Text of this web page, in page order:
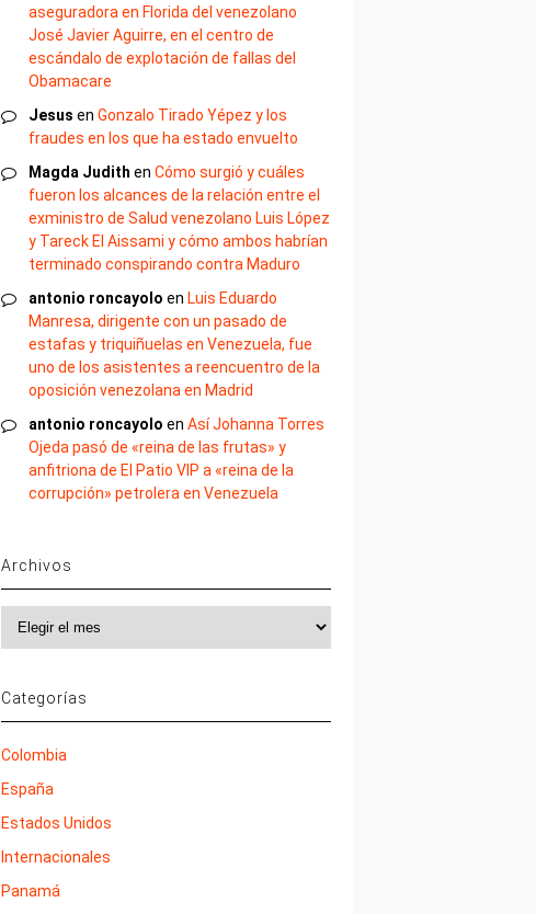
aseguradora en Florida del venezolano
José Javier Aguirre, en el centro de
escándalo de explotación de fallas del
Obamacare
Jesus enGonzalo Tirado Yépez y los
fraudes en los que ha estado envuelto
Magda Judith enCómo surgió y cuáles
fueron los alcances de la relación entre el
exministro de Salud venezolano Luis López
y Tareck El Aissami y cómo ambos habrían
terminado conspirando contra Maduro
antonio roncayolo en Luis Eduardo
Manresa, dirigente con un pasado de
estafas y triquiñuelas en Venezuela, fue
uno de los asistentes a reencuentro de la
oposición venezolana en Madrid
antonio roncayolo enAsí Johanna Torres
Ojeda pasó de «reina de las frutas» y
anfitriona de El Patio VIP a «reina de la
corrupción» petrolera en Venezuela
Archivos
Categorías
Colombia
España
Estados Unidos
Internacionales
Panamá